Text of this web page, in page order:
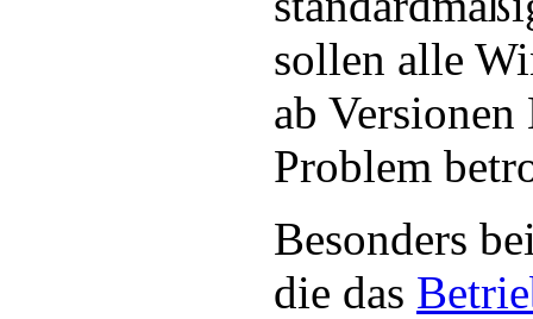
sollen alle
ab
Problem
Besonders
die das